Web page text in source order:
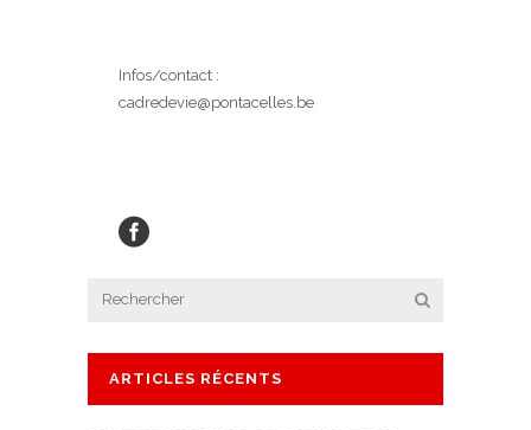
Infos/contact :
cadredevie@pontacelles.be
ARTICLES RÉCENTS